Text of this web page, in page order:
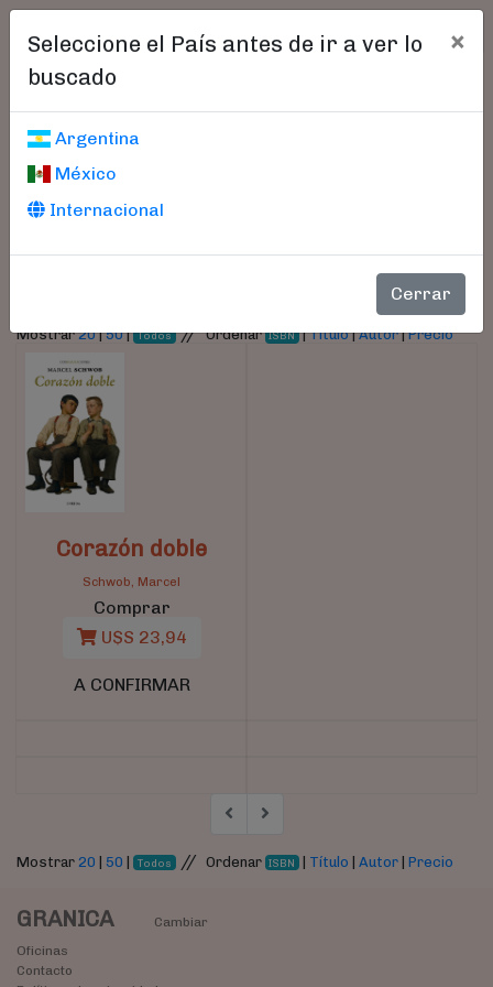
Seleccione el País antes de ir a ver lo
buscado
×
Argentina
México
Internacional
Cerrar
Libros encontrados
Parámetros
Mostrar20|50| Todos //Ordenar ISBN |Título|Autor|Precio
Corazón doble
Schwob, Marcel
Comprar
U$S 23,94
A CONFIRMAR
Mostrar 20 | 50 | Todos // Ordenar ISBN | Título |Autor |Precio
GRANICA
Cambiar
Oficinas
Contacto